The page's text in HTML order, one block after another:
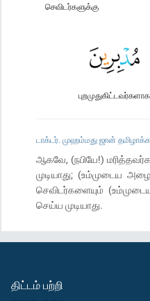
செவிடர்களுக்கு
புறமுதுகிட்டவர்களாக
டாக்டர். முஹம்மது ஜான்
ஆகவே, (நபியே!)
முடியாது; (உம்முடைய
செவிடர்களையும்
செய்ய முடியாது.
திட்டம் பற்றி